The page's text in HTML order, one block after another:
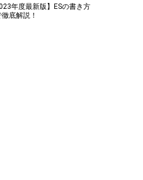
年度最新版】ESの書き方
底解説！